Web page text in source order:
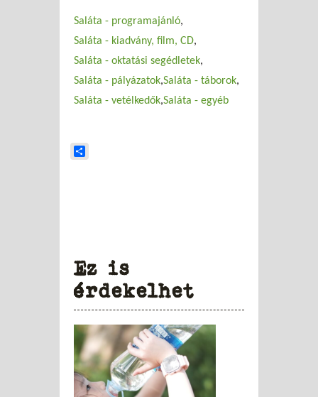
Saláta - programajánló
Saláta - kiadvány, film, CD
Saláta - oktatási segédletek
Saláta - pályázatok Saláta - táborok
Saláta - vetélkedők Saláta - egyéb
Ez is
érdekelhet